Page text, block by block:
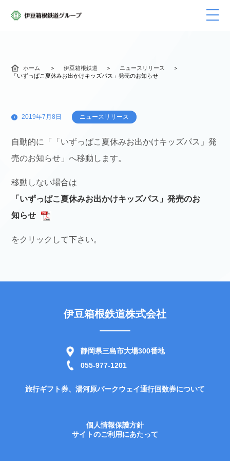
ホーム 伊豆箱根鉄道
ニュースリリース
「いずっぱこ夏休みお出かけキッズパス」発売のお知らせ
2019年7月8日 ニュースリリース
自動的に「「いずっぱこ夏休みお出かけキッズパス」発
売のお知らせ」へ移動します。
移動しない場合は
「いずっぱこ夏休みお出かけキッズパス」発売のお
知らせ
をクリックして下さい。
伊豆箱根鉄道株式会社
静岡県三島市大場300番地
055-977-1201
旅行ギフト券、湯河原パークウェイ通行回数券について
個人情報保護方針
サイトのご利用にあたって